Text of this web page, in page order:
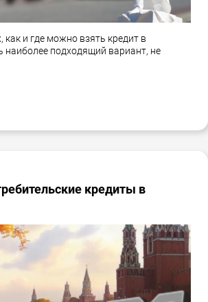
как и где можно взять кредит в
наиболее подходящий вариант, не
кредиты в